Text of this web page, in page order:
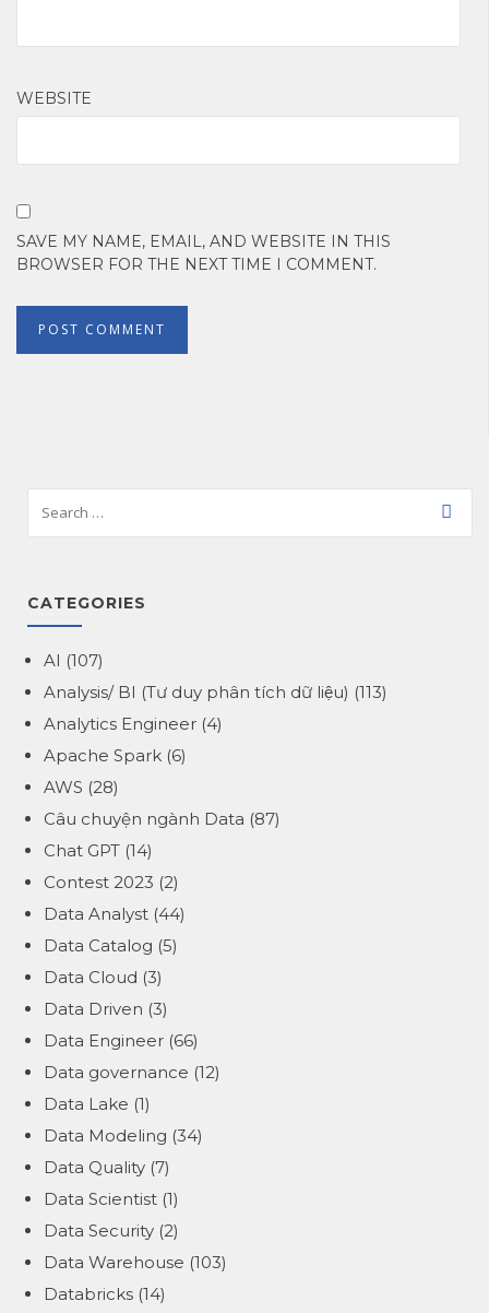
WEBSITE
SAVE MY NAME, EMAIL, AND WEBSITE IN THIS
BROWSER FOR THE NEXT TIME I COMMENT.
CATEGORIES
AI (107)
Analysis/ BI (Tư duy phân tích dữ liệu) (113)
Analytics Engineer (4)
Apache Spark (6)
AWS (28)
Câu chuyện ngành Data (87)
Chat GPT (14)
Contest 2023 (2)
Data Analyst (44)
Data Catalog (5)
Data Cloud (3)
Data Driven (3)
Data Engineer (66)
Data governance (12)
Data Lake (1)
Data Modeling (34)
Data Quality (7)
Data Scientist (1)
Data Security (2)
Data Warehouse (103)
Databricks (14)